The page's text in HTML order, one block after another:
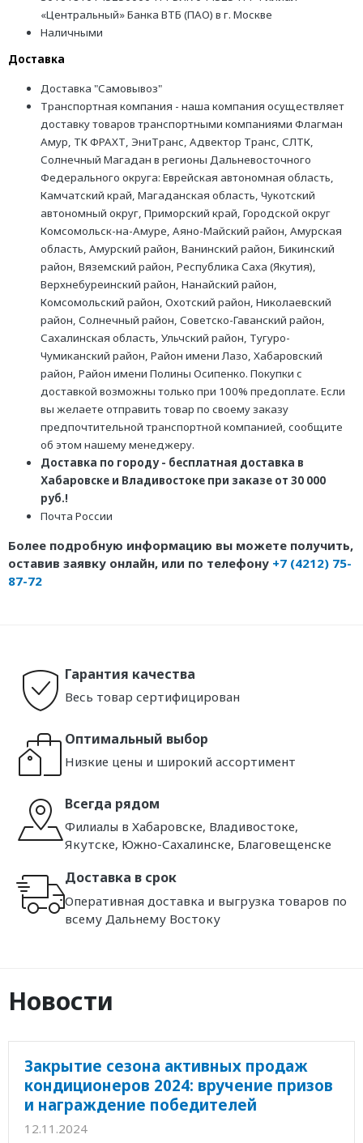
«Центральный» Банка ВТБ (ПАО) в г. Москве
Наличными
Доставка
Доставка "Самовывоз"
Транспортная компания - наша компания осуществляет
доставку товаров транспортными компаниями Флагман
Амур, ТК ФРАХТ, ЭниТранс, Адвектор Транс, СЛТК,
Солнечный Магадан в регионы Дальневосточного
Федерального округа: Еврейская автономная область,
Камчатский край, Магаданская область, Чукотский
автономный округ, Приморский край, Городской округ
Комсомольск-на-Амуре, Аяно-Майский район, Амурская
область, Амурский район, Ванинский район, Бикинский
район, Вяземский район, Республика Саха (Якутия),
Верхнебуреинский район, Нанайский район,
Комсомольский район, Охотский район, Николаевский
район, Солнечный район, Советско-Гаванский район,
Сахалинская область, Ульчский район, Тугуро-
Чумиканский район, Район имени Лазо, Хабаровский
район, Район имени Полины Осипенко. Покупки с
доставкой возможны только при 100% предоплате. Если
вы желаете отправить товар по своему заказу
предпочтительной транспортной компанией, сообщите
об этом нашему менеджеру.
Доставка по городу - бесплатная доставка в
Хабаровске и Владивостоке при заказе от 30 000
руб.!
Почта России
Более подробную информацию вы можете получить,
оставив заявку онлайн, или по телефону +7 (4212) 75-
87-72
Гарантия качества
Весь товар сертифицирован
Оптимальный выбор
Низкие цены и широкий ассортимент
Всегда рядом
Филиалы в Хабаровске, Владивостоке,
Якутске, Южно-Сахалинске, Благовещенске
Доставка в срок
Оперативная доставка и выгрузка товаров по
всему Дальнему Востоку
Новости
Закрытие сезона активных продаж
кондиционеров 2024: вручение призов
и награждение победителей
12.11.2024